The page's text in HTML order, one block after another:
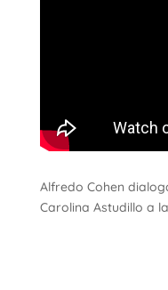
Alfredo Cohen
Carolina Astudillo a